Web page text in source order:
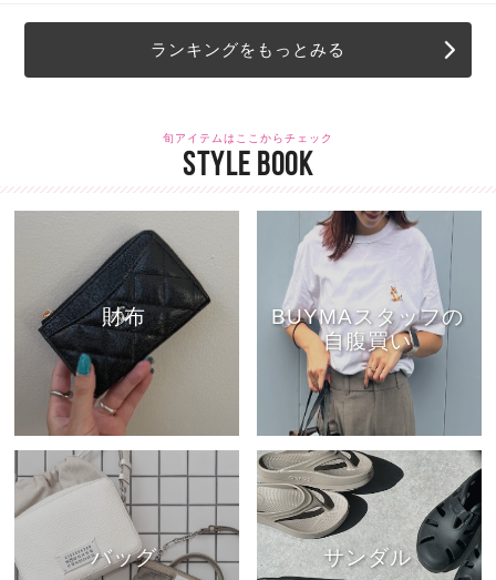
ランキングをもっとみる
旬アイテムはここからチェック
STYLE BOOK
財布
BUYMAスタッフの
自腹買い
バッグ サンダル